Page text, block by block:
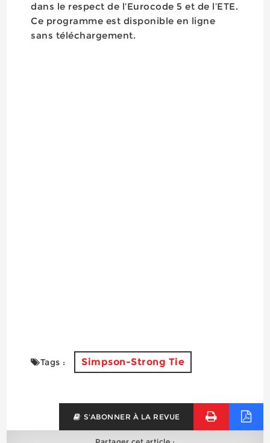
dans le respect de l’Eurocode 5 et de l’ETE.
Ce programme est disponible en ligne
sans téléchargement.
Tags : Simpson-Strong Tie
S'ABONNER À LA REVUE